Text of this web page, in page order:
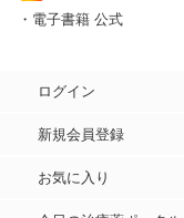
・電子書籍 公式
ログイン
新規会員登録
お気に入り